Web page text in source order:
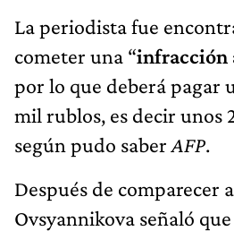
La periodista fue
cometer una “infracción
por lo que deberá pagar
mil rublos, es decir unos
según pudo saber AFP.
Después de comparecer
Ovsyannikova señaló